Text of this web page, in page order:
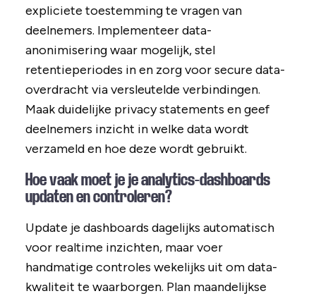
expliciete toestemming te vragen van
deelnemers. Implementeer data-
anonimisering waar mogelijk, stel
retentieperiodes in en zorg voor secure data-
overdracht via versleutelde verbindingen.
Maak duidelijke privacy statements en geef
deelnemers inzicht in welke data wordt
verzameld en hoe deze wordt gebruikt.
Hoe vaak moet je je analytics-dashboards
updaten en controleren?
Update je dashboards dagelijks automatisch
voor realtime inzichten, maar voer
handmatige controles wekelijks uit om data-
kwaliteit te waarborgen. Plan maandelijkse